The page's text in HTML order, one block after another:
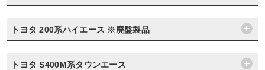
トヨタ 200系ハイエース ※廃盤製品
トヨタ S400M系タウンエース